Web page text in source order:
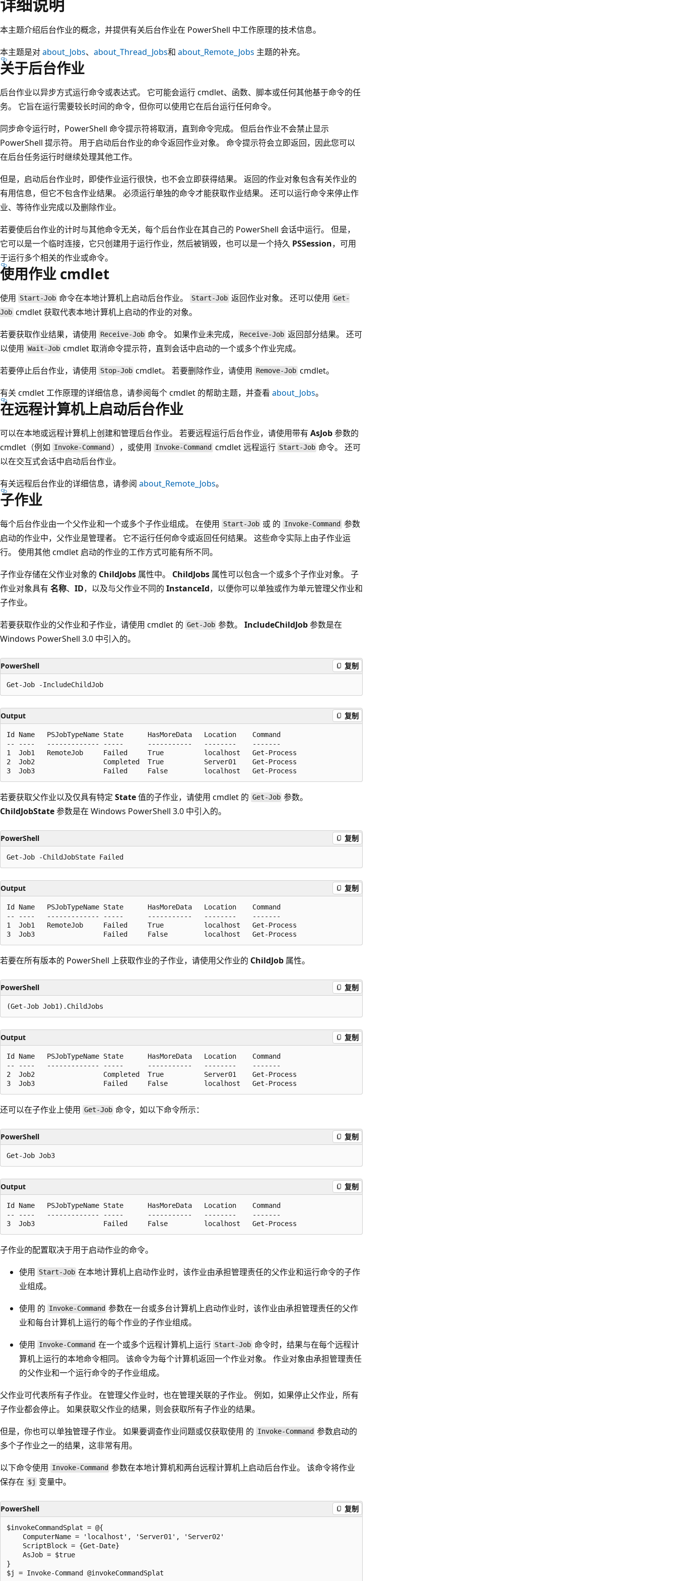
本主题介绍后台作业的概念，并提供有关后台作业在 PowerShell 中工作原理的技术信息。
本主题是对about_Jobs、 about_Thread_Jobs和 about_Remote_Jobs 主题的补充。
关于后台作业
后台作业以异步方式运行命令或表达式。 它可能会运行 cmdlet、函数、脚本或任何其他基于命令的任
务。 它旨在运行需要较长时间的命令，但你可以使用它在后台运行任何命令。
同步命令运行时，PowerShell 命令提示符将取消，直到命令完成。 但后台作业不会禁止显示
PowerShell 提示符。 用于启动后台作业的命令返回作业对象。 命令提示符会立即返回，因此您可以
在后台任务运行时继续处理其他工作。
但是，启动后台作业时，即使作业运行很快，也不会立即获得结果。 返回的作业对象包含有关作业的
有用信息，但它不包含作业结果。 必须运行单独的命令才能获取作业结果。 还可以运行命令来停止作
业、等待作业完成以及删除作业。
若要使后台作业的计时与其他命令无关，每个后台作业在其自己的 PowerShell 会话中运行。 但是，
它可以是一个临时连接，它只创建用于运行作业，然后被销毁，也可以是一个持久 PSSession，可用
于运行多个相关的作业或命令。
使用作业 cmdlet
使用 Start-Job 命令在本地计算机上启动后台作业。 Start-Job 返回作业对象。 还可以使用 Get-
Job cmdlet 获取代表本地计算机上启动的作业的对象。
若要获取作业结果，请使用 Receive-Job 命令。 如果作业未完成， Receive-Job 返回部分结果。 还可
以使用 Wait-Job cmdlet 取消命令提示符，直到会话中启动的一个或多个作业完成。
若要停止后台作业，请使用 Stop-Job cmdlet。 若要删除作业，请使用 Remove-Job cmdlet。
有关 cmdlet 工作原理的详细信息，请参阅每个 cmdlet 的帮助主题，并查看 about_Jobs。
在远程计算机上启动后台作业
可以在本地或远程计算机上创建和管理后台作业。 若要远程运行后台作业，请使用带有 AsJob参数的
cmdlet（例如 Invoke-Command ），或使用 Invoke-Command cmdlet 远程运行 Start-Job 命令。 还可
以在交互式会话中启动后台作业。
有关远程后台作业的详细信息，请参阅 about_Remote_Jobs。
子作业
每个后台作业由一个父作业和一个或多个子作业组成。 在使用 Start-Job 或 的 Invoke-Command 参数
启动的作业中，父作业是管理者。 它不运行任何命令或返回任何结果。 这些命令实际上由子作业运
行。 使用其他 cmdlet 启动的作业的工作方式可能有所不同。
子作业存储在父作业对象的 ChildJobs 属性中。 ChildJobs 属性可以包含一个或多个子作业对象。 子
作业对象具有 名称、 ID，以及与父作业不同的 InstanceId，以便你可以单独或作为单元管理父作业和
子作业。
若要获取作业的父作业和子作业，请使用 cmdlet 的 Get-Job 参数。IncludeChildJob参数是在
Windows PowerShell 3.0 中引入的。
PowerShell 复制
Output 复制
Id Name   PSJobTypeName State      HasMoreData   Location    Command
-- ----   ------------- -----      -----------   --------    -------
1  Job1   RemoteJob     Failed     True          localhost   Get-Process
2  Job2                 Completed  True          Server01    Get-Process
若要获取父作业以及仅具有特定 State值的子作业，请使用 cmdlet 的 Get-Job 参数。
ChildJobState参数是在 Windows PowerShell 3.0 中引入的。
PowerShell 复制
Output 复制
Id Name   PSJobTypeName State      HasMoreData   Location    Command
-- ----   ------------- -----      -----------   --------    -------
1  Job1   RemoteJob     Failed     True          localhost   Get-Process
若要在所有版本的 PowerShell 上获取作业的子作业，请使用父作业的 ChildJob 属性。
PowerShell 复制
Output 复制
Id Name   PSJobTypeName State      HasMoreData   Location    Command
-- ----   ------------- -----      -----------   --------    -------
2  Job2                 Completed  True          Server01    Get-Process
还可以在子作业上使用 Get-Job 命令，如以下命令所示：
PowerShell 复制
Output 复制
Id Name   PSJobTypeName State      HasMoreData   Location    Command
-- ----   ------------- -----      -----------   --------    -------
子作业的配置取决于用于启动作业的命令。
使用 Start-Job 在本地计算机上启动作业时，该作业由承担管理责任的父作业和运行命令的子作
业组成。
使用 的 Invoke-Command 参数在一台或多台计算机上启动作业时，该作业由承担管理责任的父作
业和每台计算机上运行的每个作业的子作业组成。
使用 Invoke-Command 在一个或多个远程计算机上运行 Start-Job 命令时，结果与在每个远程计
算机上运行的本地命令相同。 该命令为每个计算机返回一个作业对象。 作业对象由承担管理责任
的父作业和一个运行命令的子作业组成。
父作业可代表所有子作业。 在管理父作业时，也在管理关联的子作业。 例如，如果停止父作业，所有
子作业都会停止。 如果获取父作业的结果，则会获取所有子作业的结果。
但是，你也可以单独管理子作业。 如果要调查作业问题或仅获取使用 的 Invoke-Command 参数启动的
多个子作业之一的结果，这非常有用。
以下命令使用 Invoke-Command 参数在本地计算机和两台远程计算机上启动后台作业。 该命令将作业
保存在 $j 变量中。
PowerShell 复制
$invokeCommandSplat = @{
    ComputerName = 'localhost', 'Server01', 'Server02'
    ScriptBlock = {Get-Date}
    AsJob = $true
}